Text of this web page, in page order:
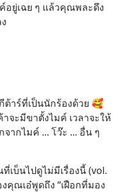
ยู่เฉย ๆ แล้วคุณพละดึง
าร์ที่เป็นนักร้องด้วย 🥰
จะมีขาตั้งไมค์ เวลาจะให้
จากไมค์ ... โว๊ะ ... อื่น ๆ
เบ็นไปดูไม่มีเรื่องนี้ (vol.
คุณเอ๋พูดถึง “เฝือกที่มอง